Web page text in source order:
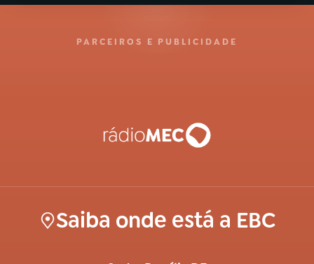
PARCEIROS E PUBLICIDADE
Saiba onde está a EBC